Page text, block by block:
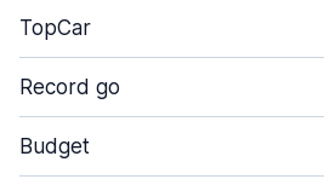
TopCar
Record go
Budget